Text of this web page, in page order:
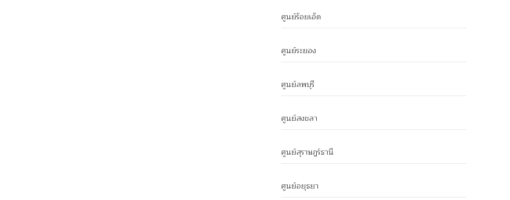
ศูนย์ร้อยเอ็ด
ศูนย์ระยอง
ศูนย์ลพบุรี
ศูนย์สงขลา
ศูนย์สุราษฎร์ธานี
ศูนย์อยุธยา